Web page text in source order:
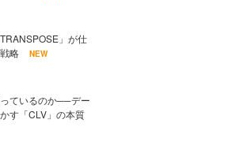
」が仕
略
NEW
ているのか──デー
す「CLV」の本質